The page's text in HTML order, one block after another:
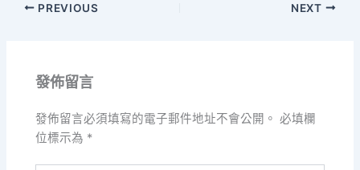
PREVIOUS NEXT
發佈留言
發佈留言必須填寫的電子郵件地址不會公開。 必填欄
位標示為 *